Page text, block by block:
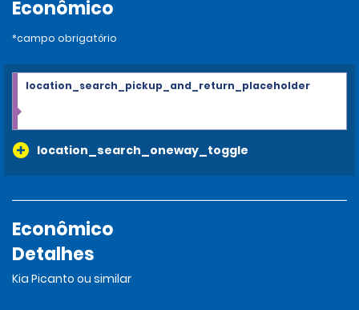
Econômico
*campo obrigatório
location_search_oneway_toggle
location_search_pickup_and_return_placeholder
Econômico
Detalhes
Kia Picanto ou similar